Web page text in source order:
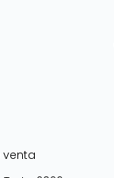
venta